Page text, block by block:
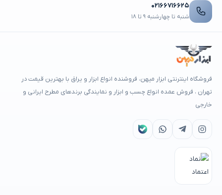
۰۲۱۶۶۷۱۶۶۲۵
شنبه تا چهارشنبه ۹ تا ۱۸
فروشگاه اینترنتی ابزار میهن، فروشنده انواع ابزار و یراق با بهترین قیمت در
تهران ، فروش عمده انواع چسب و ابزار و نمایندگی برندهای مطرح ایرانی و
خارجی